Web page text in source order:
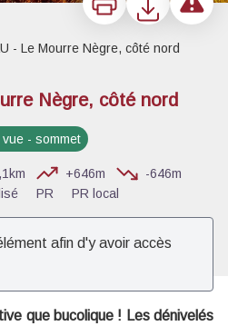
Voir l'image en plein écran
- Le Mourre Nègre, côté nord
Nègre, côté nord
- sommet
+646m
-646m
PR PR local
afin d'y avoir accès
que bucolique ! Les dénivelés